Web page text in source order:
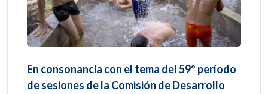
En consonancia con el tema del 59º período
de sesiones de la Comisión de Desarrollo